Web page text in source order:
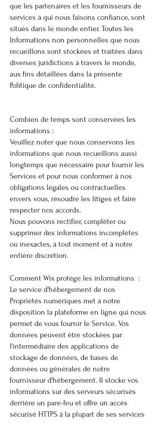
que les partenaires et les fournisseurs de
services à qui nous faisons confiance, sont
situés dans le monde entier. Toutes les
Informations non personnelles que nous
recueillons sont stockées et traitées dans
diverses juridictions à travers le monde,
aux fins détaillées dans la présente
Politique de confidentialité.
Combien de temps sont conservées les
informations :
Veuillez noter que nous conservons les
informations que nous recueillons aussi
longtemps que nécessaire pour fournir les
Services et pour nous conformer à nos
obligations légales ou contractuelles
envers vous, résoudre les litiges et faire
respecter nos accords.
Nous pouvons rectifier, compléter ou
supprimer des informations incomplètes
ou inexactes, à tout moment et à notre
entière discrétion.
Comment Wix protège les informations :
Le service d'hébergement de nos
Propriétés numériques met à notre
disposition la plateforme en ligne qui nous
permet de vous fournir le Service. Vos
données peuvent être stockées par
l'intermédiaire des applications de
stockage de données, de bases de
données ou générales de notre
fournisseur d'hébergement. Il stocke vos
informations sur des serveurs sécurisés
derrière un pare-feu et offre un accès
sécurisé HTTPS à la plupart de ses services